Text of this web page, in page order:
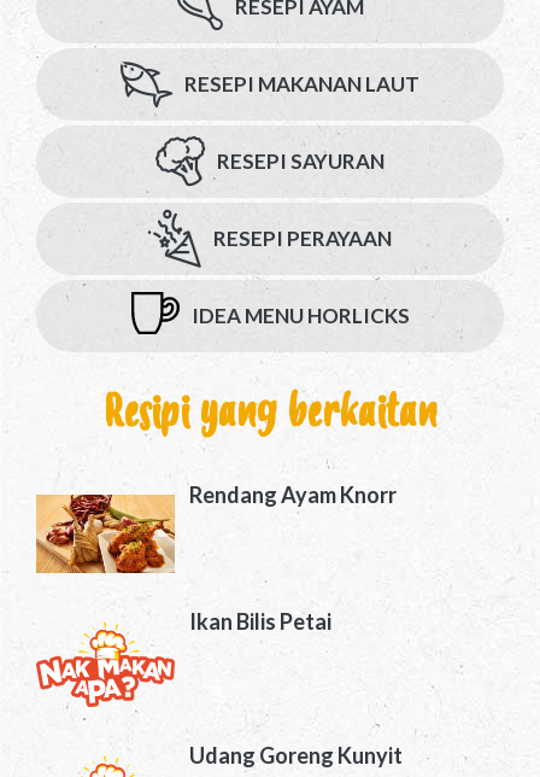
RESEPI AYAM
RESEPI MAKANAN LAUT
RESEPI SAYURAN
RESEPI PERAYAAN
IDEA MENU HORLICKS
Resipi yang berkaitan
Rendang Ayam Knorr
Ikan Bilis Petai
Udang Goreng Kunyit